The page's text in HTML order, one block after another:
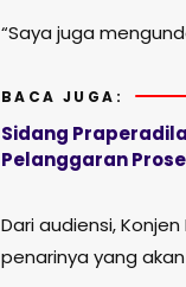
“Saya juga
BACA JUGA:
Sidang
Pelanggaran
Dari audiensi,
penarinya yang